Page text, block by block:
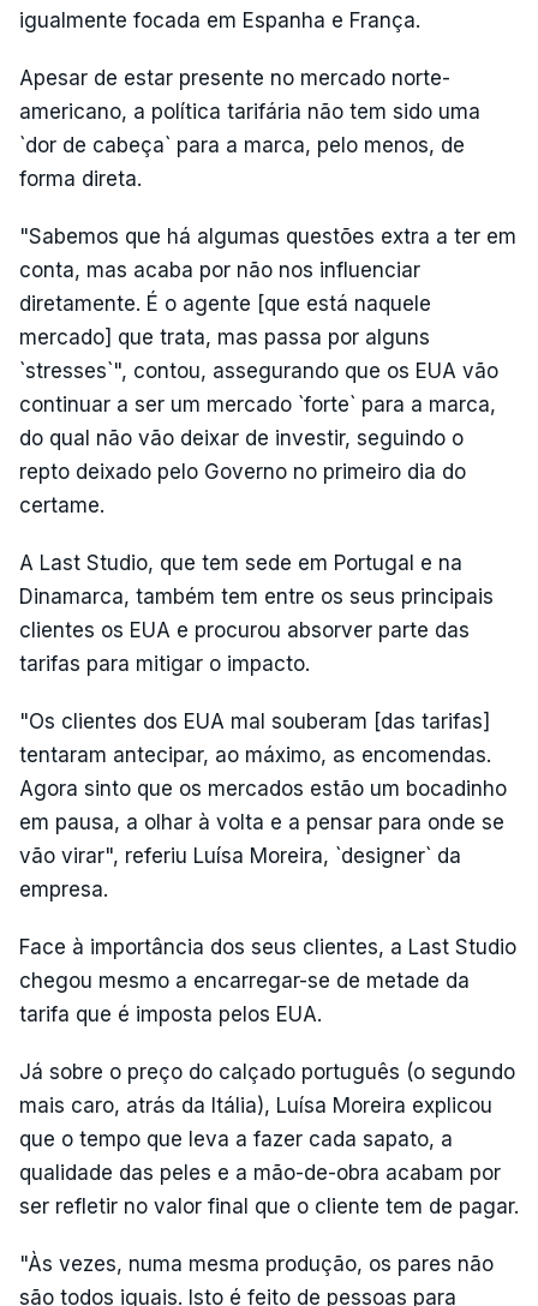
igualmente focada em Espanha e França.
Apesar de estar presente no mercado norte-
americano, a política tarifária não tem sido uma
`dor de cabeça` para a marca, pelo menos, de
forma direta.
"Sabemos que há algumas questões extra a ter em
conta, mas acaba por não nos influenciar
diretamente. É o agente [que está naquele
mercado] que trata, mas passa por alguns
`stresses`", contou, assegurando que os EUA vão
continuar a ser um mercado `forte` para a marca,
do qual não vão deixar de investir, seguindo o
repto deixado pelo Governo no primeiro dia do
certame.
A Last Studio, que tem sede em Portugal e na
Dinamarca, também tem entre os seus principais
clientes os EUA e procurou absorver parte das
tarifas para mitigar o impacto.
"Os clientes dos EUA mal souberam [das tarifas]
tentaram antecipar, ao máximo, as encomendas.
Agora sinto que os mercados estão um bocadinho
em pausa, a olhar à volta e a pensar para onde se
vão virar", referiu Luísa Moreira, `designer` da
empresa.
Face à importância dos seus clientes, a Last Studio
chegou mesmo a encarregar-se de metade da
tarifa que é imposta pelos EUA.
Já sobre o preço do calçado português (o segundo
mais caro, atrás da Itália), Luísa Moreira explicou
que o tempo que leva a fazer cada sapato, a
qualidade das peles e a mão-de-obra acabam por
ser refletir no valor final que o cliente tem de pagar.
"Às vezes, numa mesma produção, os pares não
são todos iguais. Isto é feito de pessoas para